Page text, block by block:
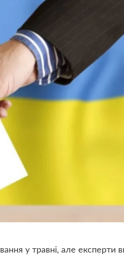
у травні, але експерти